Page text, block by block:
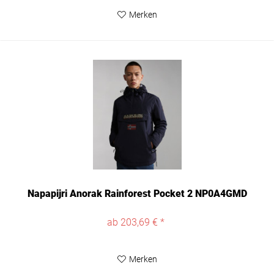
Merken
Napapijri Anorak Rainforest Pocket 2 NP0A4GMD
ab 203,69 € *
Merken